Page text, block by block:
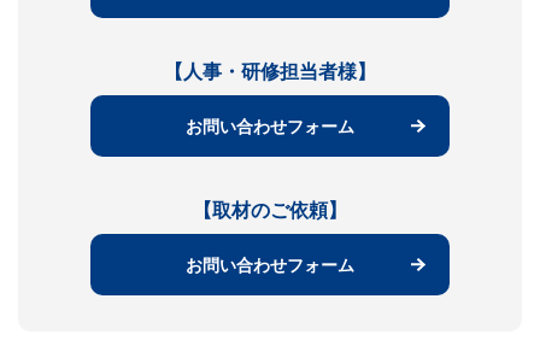
【人事・研修担当者様】
お問い合わせフォーム
【取材のご依頼】
お問い合わせフォーム